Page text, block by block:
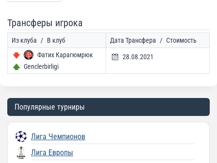
Трансферы игрока
Из клуба / В клуб Дата Трансфера / Стоимость
Фатих Карагюмрюк
Genclerbirligi
28.08.2021
Популярные турниры
Лига Чемпионов
Лига Европы